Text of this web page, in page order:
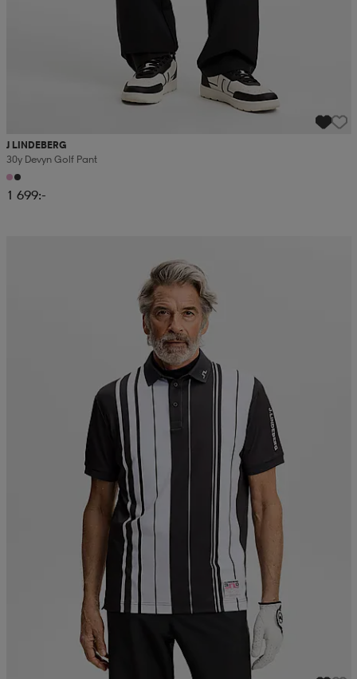
J LINDEBERG
30y Devyn Golf Pant
1 699:-